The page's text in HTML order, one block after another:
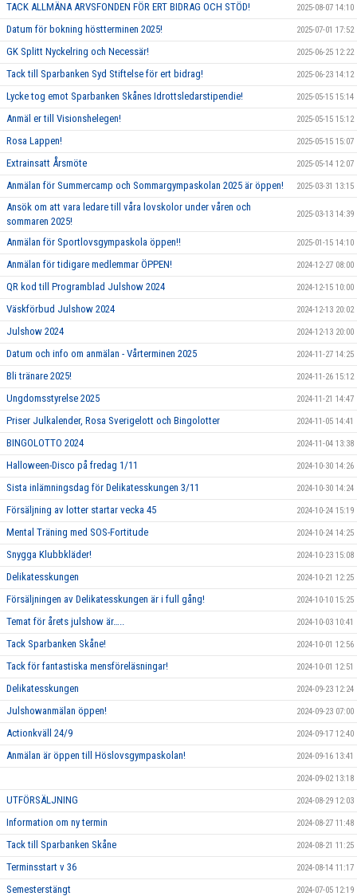
TACK ALLMÄNA ARVSFONDEN FÖR ERT BIDRAG OCH STÖD! 2025-08-07 14:10
Datum för bokning höstterminen 2025! 2025-07-01 17:52
GK Splitt Nyckelring och Necessär! 2025-06-25 12:22
Tack till Sparbanken Syd Stiftelse för ert bidrag! 2025-06-23 14:12
Lycke tog emot Sparbanken Skånes Idrottsledarstipendie! 2025-05-15 15:14
Anmäl er till Visionshelegen! 2025-05-15 15:12
Rosa Lappen! 2025-05-15 15:07
Extrainsatt Årsmöte 2025-05-14 12:07
Anmälan för Summercamp och Sommargympaskolan 2025 är öppen! 2025-03-31 13:15
Ansök om att vara ledare till våra lovskolor under våren och
sommaren 2025!
2025-03-13 14:39
Anmälan för Sportlovsgympaskola öppen!! 2025-01-15 14:10
Anmälan för tidigare medlemmar ÖPPEN! 2024-12-27 08:00
QR kod till Programblad Julshow 2024 2024-12-15 10:00
Väskförbud Julshow 2024 2024-12-13 20:02
Julshow 2024 2024-12-13 20:00
Datum och info om anmälan - Vårterminen 2025 2024-11-27 14:25
Bli tränare 2025! 2024-11-26 15:12
Ungdomsstyrelse 2025 2024-11-21 14:47
Priser Julkalender, Rosa Sverigelott och Bingolotter 2024-11-05 14:41
BINGOLOTTO 2024 2024-11-04 13:38
Halloween-Disco på fredag 1/11 2024-10-30 14:26
Sista inlämningsdag för Delikatesskungen 3/11 2024-10-30 14:24
Försäljning av lotter startar vecka 45 2024-10-24 15:19
Mental Träning med SOS-Fortitude 2024-10-24 14:25
Snygga Klubbkläder! 2024-10-23 15:08
Delikatesskungen 2024-10-21 12:25
Försäljningen av Delikatesskungen är i full gång! 2024-10-10 15:25
Temat för årets julshow är….. 2024-10-03 10:41
Tack Sparbanken Skåne! 2024-10-01 12:56
Tack för fantastiska mensföreläsningar! 2024-10-01 12:51
Delikatesskungen 2024-09-23 12:24
Julshowanmälan öppen! 2024-09-23 07:00
Actionkväll 24/9 2024-09-17 12:40
Anmälan är öppen till Höslovsgympaskolan! 2024-09-16 13:41
2024-09-02 13:18
UTFÖRSÄLJNING 2024-08-29 12:03
Information om ny termin 2024-08-27 11:48
Tack till Sparbanken Skåne 2024-08-21 11:25
Terminsstart v 36 2024-08-14 11:17
Semesterstängt 2024-07-05 12:19